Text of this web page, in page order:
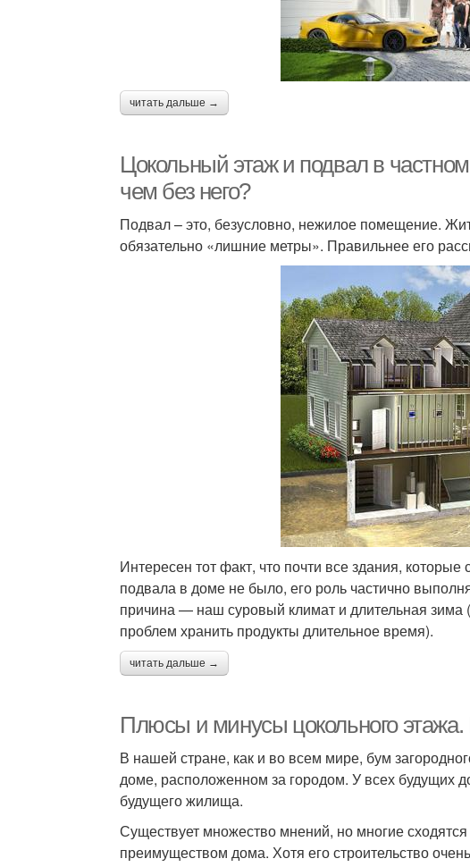
читать дальше →
Цокольный этаж и подвал в
чем без него?
Подвал – это, безусловно, нежилое помещение.
обязательно «лишние метры». Правильнее его
Интересен тот факт, что почти все здания,
подвала в доме не было, его роль частично
причина — наш суровый климат и длительная
проблем хранить продукты длительное время).
читать дальше →
Плюсы и минусы цокольного этажа.
В нашей стране, как и во всем мире, бум
доме, расположенном за городом. У всех будущих
будущего жилища.
Существует множество мнений, но многие
преимуществом дома. Хотя его строительство